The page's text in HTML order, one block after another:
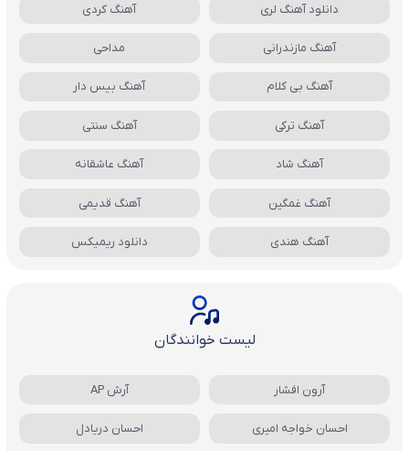
دانلود آهنگ لری آهنگ کردی
آهنگ مازندرانی مداحی
آهنگ بی کلام آهنگ بیس دار
آهنگ ترکی آهنگ سنتی
آهنگ شاد آهنگ عاشقانه
آهنگ غمگین آهنگ قدیمی
آهنگ هندی دانلود ریمیکس
لیست خوانندگان
آرون افشار آرش AP
احسان خواجه امیری احسان دریادل